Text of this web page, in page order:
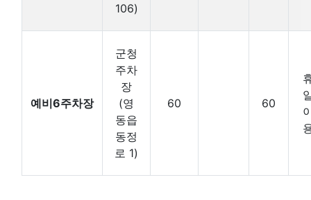
106)
예비6주차장
군청
주차
장
(영
동읍
동정
로 1)
60 60